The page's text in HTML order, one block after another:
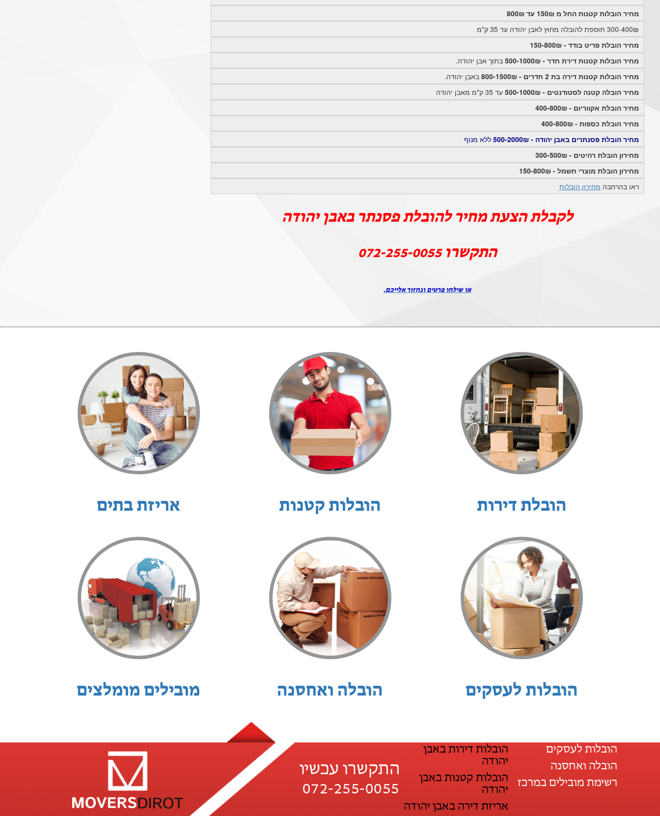
מחיר הובלות קטנות החל מ 150₪ עד 800₪
300-400₪ תוספת להובלה מחוץ לאבן יהודה עד 35 ק"מ
מחיר הובלת פריט בודד - 150-800₪
מחיר הובלות קטנות דירת חדר - 500-1000₪
בתוך אבן יהודה.
מחיר הובלות קטנות דירה בת 2 חדרים - 800-1500₪
באבן יהודה.
מחיר הובלה קטנה לסטודנטים - 500-1000₪
עד 35 ק"מ מאבן יהודה
מחיר הובלת אקווריום - 400-800₪
מחיר הובלת כספות - 400-800₪
מחיר הובלת פסנתרים באבן יהודה - 500-2000₪
ללא מנוף
מחירון הובלת רהיטים - 300-500₪
מחירון הובלת מוצרי חשמל - 150-800₪
ראו בהרחבה מחירון הובלות
לקבלת הצעת מחיר להובלת פסנתר באבן יהודה
התקשרו072-255-0055
או שילחו פרטים ונחזור אלייכם.
אריזת בתים הובלות קטנות הובלת דירות
מובילים מומלצים הובלה ואחסנה הובלות לעסקים
הובלות לעסקים
הובלה ואחסנה
רשימת מובילים במרכז
הובלות דירות באבן
יהודה
הובלות קטנות באבן
יהודה
אריזת דירה באבן יהודה
התקשרו עכשיו
072-255-0055